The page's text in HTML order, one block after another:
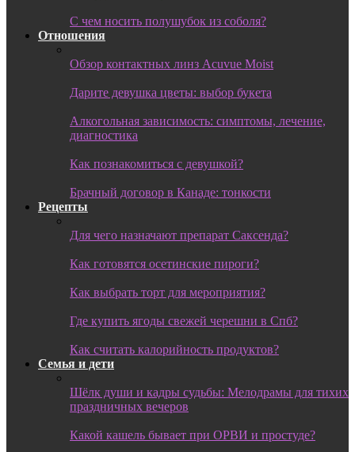
С чем носить полушубок из соболя?
Отношения
Обзор контактных линз Acuvue Moist
Дарите девушка цветы: выбор букета
Алкогольная зависимость: симптомы, лечение,
диагностика
Как познакомиться с девушкой?
Брачный договор в Канаде: тонкости
Рецепты
Для чего назначают препарат Саксенда?
Как готовятся осетинские пироги?
Как выбрать торт для мероприятия?
Где купить ягоды свежей черешни в Спб?
Как считать калорийность продуктов?
Семья и дети
Шёлк души и кадры судьбы: Мелодрамы для тихих
праздничных вечеров
Какой кашель бывает при ОРВИ и простуде?